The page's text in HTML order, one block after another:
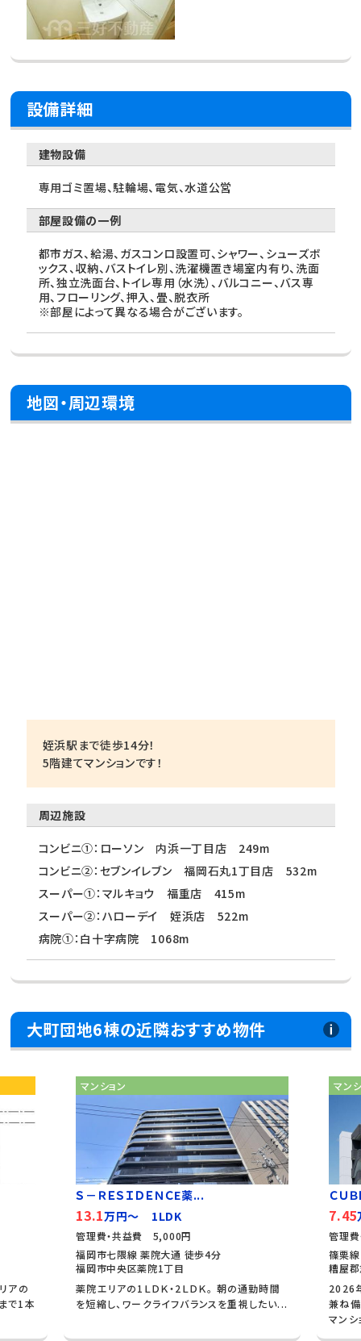
設備詳細
建物設備
専用ゴミ置場、駐輪場、電気、水道公営
部屋設備の一例
都市ガス、給湯、ガスコンロ設置可、シャワー、シューズボ
ックス、収納、バストイレ別、洗濯機置き場室内有り、洗面
所、独立洗面台、トイレ専用（水洗）、バルコニー、バス専
用、フローリング、押入、畳、脱衣所
※部屋によって異なる場合がございます。
地図・周辺環境
姪浜駅まで徒歩14分！
5階建てマンションです！
周辺施設
コンビニ①：ローソン 内浜一丁目店 249m
コンビニ②：セブンイレブン 福岡石丸1丁目店 532m
スーパー①：マルキョウ 福重店 415m
スーパー②：ハローデイ 姪浜店 522m
病院①：白十字病院 1068m
大町団地6棟の近隣おすすめ物件
アの
で1本
マンション
Ｓ－ＲＥＳＩＤＥＮＣE薬...
13.1万円～ 1LDK
管理費・共益費 5,000円
福岡市七隈線 薬院大通 徒歩4分
福岡市中央区薬院1丁目
薬院エリアの1ＬＤＫ・2ＬＤＫ。 朝の通勤時間
を短縮し、ワークライフバランスを重視したい...
マン
ＣＵ
7.45
管理
篠栗
糟屋
2026
兼ね
マン